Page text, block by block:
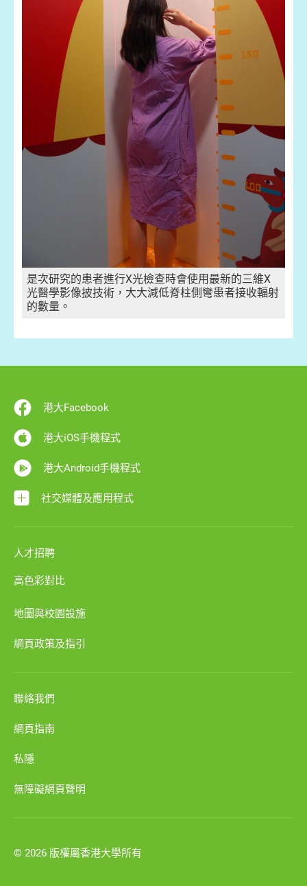
是次研究的患者進行X光檢查時會使用最新的三維X
光醫學影像披技術，大大減低脊柱側彎患者接收輻射
的數量。
港大Facebook
港大iOS手機程式
港大Android手機程式
社交媒體及應用程式
人才招聘
高色彩對比
地圖與校園設施
網頁政策及指引
聯絡我們
網頁指南
私隱
無障礙網頁聲明
© 2026 版權屬香港大學所有